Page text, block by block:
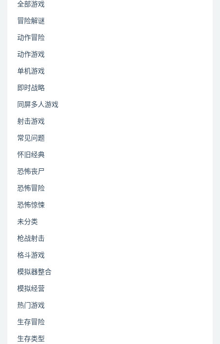
全部游戏
冒险解谜
动作冒险
动作游戏
单机游戏
即时战略
同屏多人游戏
射击游戏
常见问题
怀旧经典
恐怖丧尸
恐怖冒险
恐怖惊悚
未分类
枪战射击
格斗游戏
模拟器整合
模拟经营
热门游戏
生存冒险
生存类型